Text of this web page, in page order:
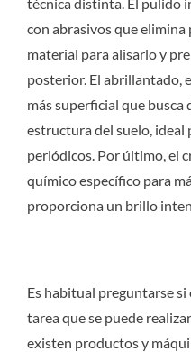
con abrasivos que elimina
material para alisarlo y
posterior. El abrillantado,
más superficial que
estructura del suelo,
periódicos. Por último, el
químico específico para
proporciona un brillo
Es habitual preguntarse
tarea que se puede
existen productos y